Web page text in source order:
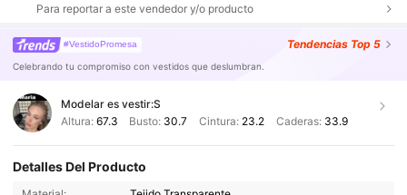
Para reportar a este vendedor y/o producto
#VestidoPromesa Tendencias Top 5
Celebrando tu compromiso con vestidos que deslumbran.
Modelar es vestir:S
Altura: 67.3 Busto: 30.7 Cintura: 23.2 Caderas: 33.9
Detalles Del Producto